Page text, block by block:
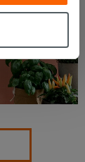
wissen
einigen
Sie auf
Surfen erst